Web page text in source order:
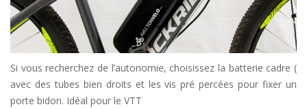
Si vous recherchez de l’autonomie, choisissez la batterie cadre (
avec des tubes bien droits et les vis pré percées pour fixer un
porte bidon. Idéal pour le VTT